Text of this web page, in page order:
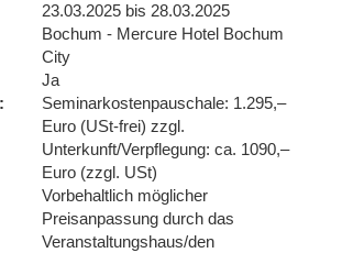
23.03.2025 bis 28.03.2025
Bochum - Mercure Hotel Bochum
City
Ja
Seminarkostenpauschale: 1.295,–
Euro (USt-frei) zzgl.
Unterkunft/Verpflegung: ca. 1090,–
Euro (zzgl. USt)
Vorbehaltlich möglicher
Preisanpassung durch das
Veranstaltungshaus/den